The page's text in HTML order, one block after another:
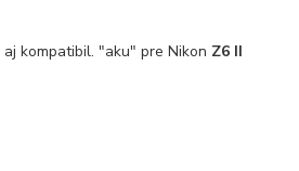
kompatibil. "aku" pre Nikon Z6 II